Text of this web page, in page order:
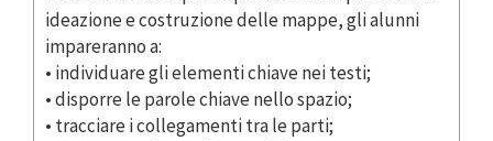
ideazione e costruzione delle mappe, gli alunni
impareranno a:
• individuare gli elementi chiave nei testi;
• disporre le parole chiave nello spazio;
• tracciare i collegamenti tra le parti;